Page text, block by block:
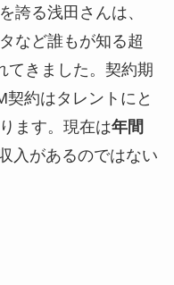
誇る浅田さんは、
など誰もが知る超
てきました。契約期
契約はタレントにと
ます。現在は年間
入があるのではない